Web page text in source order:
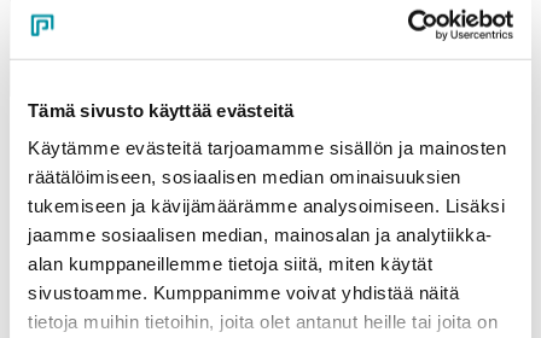
Tämä sivusto käyttää evästeitä
Käytämme evästeitä tarjoamamme sisällön ja mainosten
räätälöimiseen, sosiaalisen median ominaisuuksien
tukemiseen ja kävijämäärämme analysoimiseen. Lisäksi
jaamme sosiaalisen median, mainosalan ja analytiikka-
alan kumppaneillemme tietoja siitä, miten käytät
sivustoamme. Kumppanimme voivat yhdistää näitä
tietoja muihin tietoihin, joita olet antanut heille tai joita on
ReferenssitKatso kaikki referenssit